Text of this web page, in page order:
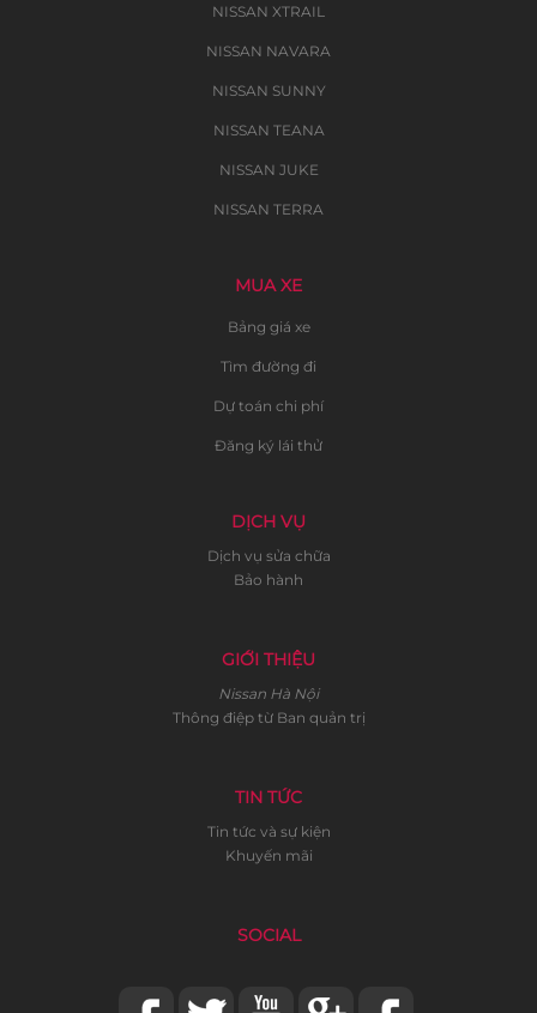
NISSAN XTRAIL
NISSAN NAVARA
NISSAN SUNNY
NISSAN TEANA
NISSAN JUKE
NISSAN TERRA
MUA XE
Bảng giá xe
Tìm đường đi
Dự toán chi phí
Đăng ký lái thử
DỊCH VỤ
Dịch vụ sửa chữa
Bảo hành
GIỚI THIỆU
Nissan Hà Nội
Thông điệp từ Ban quản trị
TIN TỨC
Tin tức và sự kiện
Khuyến mãi
SOCIAL